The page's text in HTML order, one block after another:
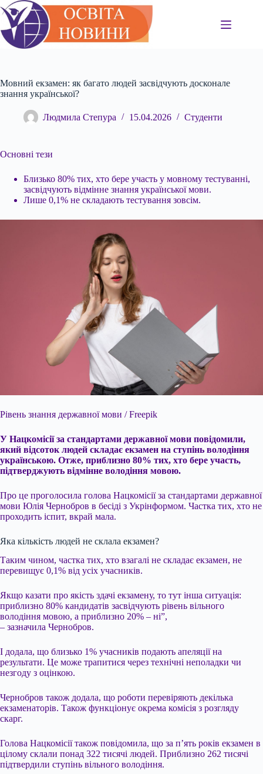
Перейти
до
вмісту
Мовний екзамен: як багато людей засвідчують досконале
знання української?
Людмила Степура 15.04.2026 Студенти
Основні тези
Близько 80% тих, хто бере участь у мовному тестуванні,
засвідчують відмінне знання української мови.
Лише 0,1% не складають тестування зовсім.
Рівень знання державної мови / Freepik
У Нацкомісії за стандартами державної мови повідомили,
який відсоток людей складає екзамен на ступінь володіння
українською. Отже, приблизно 80% тих, хто бере участь,
підтверджують відмінне володіння мовою.
Про це проголосила голова Нацкомісії за стандартами державної
мови Юлія Чернобров в бесіді з Укрінформом. Частка тих, хто не
проходить іспит, вкрай мала.
Яка кількість людей не склала екзамен?
Таким чином, частка тих, хто взагалі не складає екзамен, не
перевищує 0,1% від усіх учасників.
Якщо казати про якість здачі екзамену, то тут інша ситуація:
приблизно 80% кандидатів засвідчують рівень вільного
володіння мовою, а приблизно 20% – ні”,
– зазначила Чернобров.
І додала, що близько 1% учасників подають апеляції на
результати. Це може трапитися через технічні неполадки чи
незгоду з оцінкою.
Чернобров також додала, що роботи перевіряють декілька
екзаменаторів. Також функціонує окрема комісія з розгляду
скарг.
Голова Нацкомісії також повідомила, що за п’ять років екзамен в
цілому склали понад 322 тисячі людей. Приблизно 262 тисячі
підтвердили ступінь вільного володіння.